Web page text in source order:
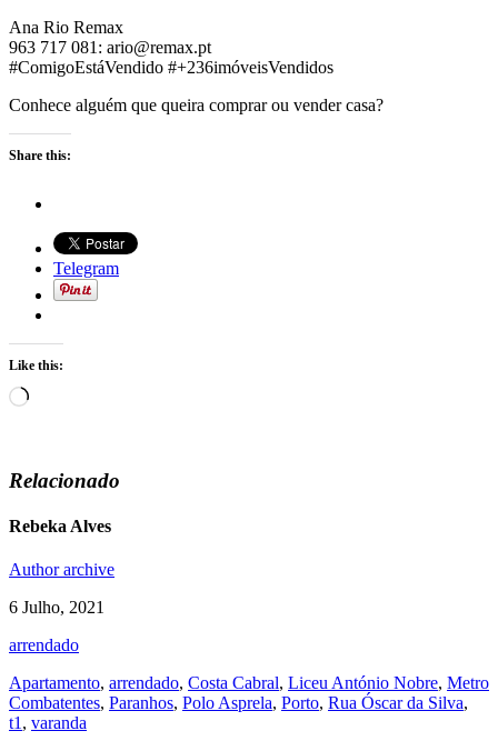
Ana Rio Remax
963 717 081: ario@remax.pt
#ComigoEstáVendido #+236imóveisVendidos
Conhece alguém que queira comprar ou vender casa?
Share this:
Telegram
Like this:
Loading…
Relacionado
Rebeka Alves
Author archive
6 Julho, 2021
arrendado
Apartamento, arrendado, Costa Cabral, Liceu António Nobre, Metro
Combatentes, Paranhos, Polo Asprela, Porto, Rua Óscar da Silva,
t1 , varanda